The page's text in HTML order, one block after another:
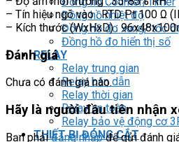
Đồng hồ nhiệt độ
Đồng hồ đo xung/ tốc
Đồng hồ đo hiển thị số
RELAY
Relay trung gian
Relay bán dẫn
Relay thời gian
Relay an toàn
Relay bảo vệ động cơ
THIẾT BỊ ĐÓNG CẮT
– Tín hiệu ngõ vào : RTD Pt 100 Ω
– Kích thước (WxHxD) :
Đánh giá
Chưa có đánh giá nào.
Hãy là người đầu tiên nhận
Bạn phảiđăng nhậpđể gửi đánh